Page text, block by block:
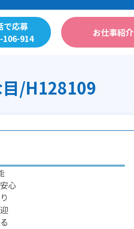
で応募
106-914
お仕事紹介
/H128109
心